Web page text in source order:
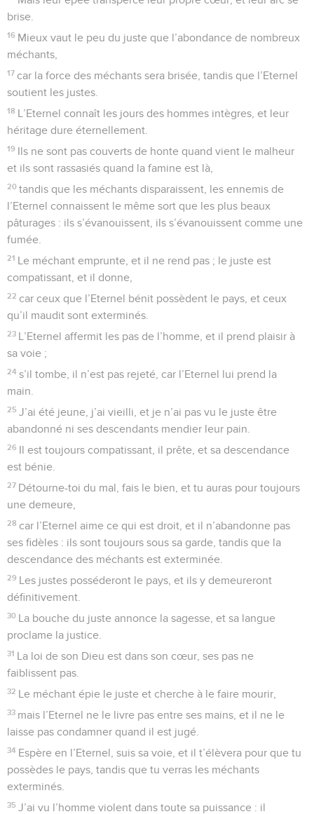
brise.
16 Mieux vaut le peu du juste que l’abondance de nombreux
méchants,
17 car la force des méchants sera brisée, tandis que l’Eternel
soutient les justes.
18 L’Eternel connaît les jours des hommes intègres, et leur
héritage dure éternellement.
19 Ils ne sont pas couverts de honte quand vient le malheur
et ils sont rassasiés quand la famine est là,
20 tandis que les méchants disparaissent, les ennemis de
l’Eternel connaissent le même sort que les plus beaux
pâturages : ils s’évanouissent, ils s’évanouissent comme une
fumée.
21 Le méchant emprunte, et il ne rend pas ; le juste est
compatissant, et il donne,
22 car ceux que l’Eternel bénit possèdent le pays, et ceux
qu’il maudit sont exterminés.
23 L’Eternel affermit les pas de l’homme, et il prend plaisir à
sa voie ;
24 s’il tombe, il n’est pas rejeté, car l’Eternel lui prend la
main.
25 J’ai été jeune, j’ai vieilli, et je n’ai pas vu le juste être
abandonné ni ses descendants mendier leur pain.
26 Il est toujours compatissant, il prête, et sa descendance
est bénie.
27 Détourne-toi du mal, fais le bien, et tu auras pour toujours
une demeure,
28 car l’Eternel aime ce qui est droit, et il n’abandonne pas
ses fidèles : ils sont toujours sous sa garde, tandis que la
descendance des méchants est exterminée.
29 Les justes posséderont le pays, et ils y demeureront
définitivement.
30 La bouche du juste annonce la sagesse, et sa langue
proclame la justice.
31 La loi de son Dieu est dans son cœur, ses pas ne
faiblissent pas.
32 Le méchant épie le juste et cherche à le faire mourir,
33 mais l’Eternel ne le livre pas entre ses mains, et il ne le
laisse pas condamner quand il est jugé.
34 Espère en l’Eternel, suis sa voie, et il t’élèvera pour que tu
possèdes le pays, tandis que tu verras les méchants
exterminés.
35 J’ai vu l’homme violent dans toute sa puissance : il